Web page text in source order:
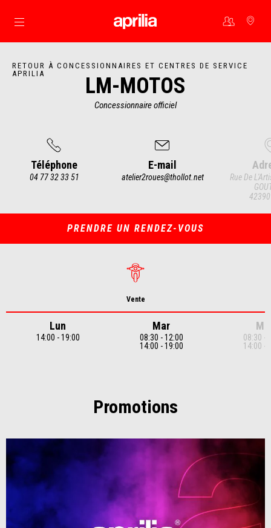
Aller au contenu principal
RETOUR À CONCESSIONNAIRES ET CENTRES DE SERVICE
APRILIA
LM-MOTOS
Concessionnaire officiel
Téléphone
04 77 32 33 51
E-mail
atelier2roues@thollot.net
Rue De
of
PRENDRE UN RENDEZ-VOUS
Vente
Lun
14:00 - 19:00
Mar
08:30 - 12:00
14:00 - 19:00
08:30 -
14:00 -
Promotions